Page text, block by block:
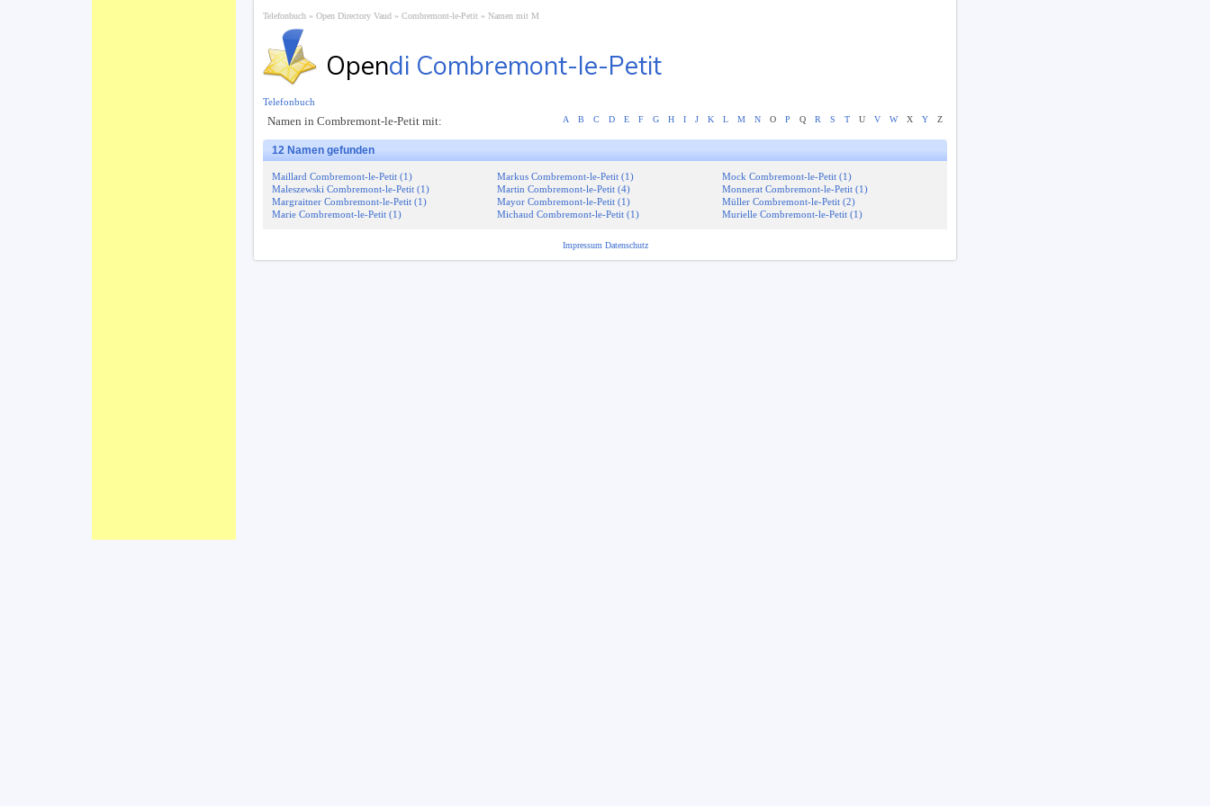
Telefonbuch Open Directory Vaud Combremont-le-Petit Namen mit M
Opendi Combremont-le-Petit
Namen in Combremont-le-Petit mit: A B C D E F G H I J K L M N O P Q R S T U V W X Y Z
12 Namen gefunden
Maillard Combremont-le-Petit (1)
Maleszewski Combremont-le-Petit (1)
Margraitner Combremont-le-Petit (1)
Marie Combremont-le-Petit (1)
Markus Combremont-le-Petit (1)
Martin Combremont-le-Petit (4)
Mayor Combremont-le-Petit (1)
Michaud Combremont-le-Petit (1)
Mock Combremont-le-Petit (1)
Monnerat Combremont-le-Petit (1)
Müller Combremont-le-Petit (2)
Murielle Combremont-le-Petit (1)
Telefonbuch
Impressum Datenschutz